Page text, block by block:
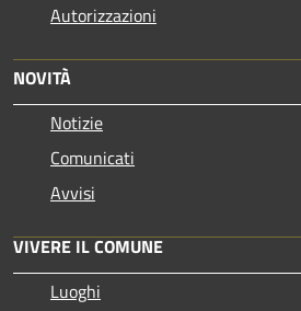
Autorizzazioni
NOVITÀ
Notizie
Comunicati
Avvisi
VIVERE IL COMUNE
Luoghi